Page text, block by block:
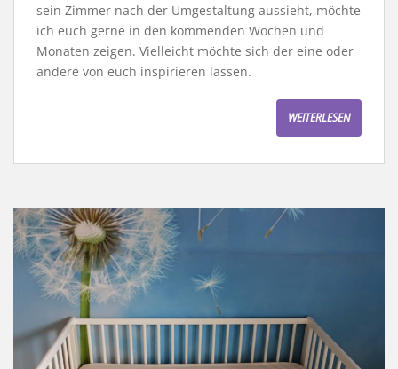
sein Zimmer nach der Umgestaltung aussieht, möchte
ich euch gerne in den kommenden Wochen und
Monaten zeigen. Vielleicht möchte sich der eine oder
andere von euch inspirieren lassen.
WEITERLESEN